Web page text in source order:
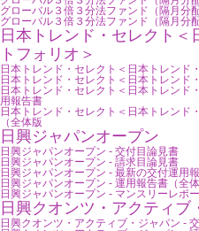
グローバル３倍３分法ファンド（隔月分
グローバル３倍３分法ファンド（隔月分
日本トレンド・セレクト
トフォリオ＞
日本トレンド・セレクト＜日本トレンド
日本トレンド・セレクト＜日本トレンド
日本トレンド・セレクト＜日本トレンド
用報告書
日本トレンド・セレクト＜日本トレンド
（全体版
日興ジャパンオープン
日興ジャパンオープン - 交付目論見書
日興ジャパンオープン - 請求目論見書
日興ジャパンオープン - 最新の交付運用
日興ジャパンオープン - 運用報告書（全
日興ジャパンオープン - マンスリーレポ
日興クオンツ・アクティブ
日興クオンツ・アクティブ・ジャパン -